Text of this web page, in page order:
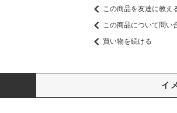
この商品を友達に教え
この商品について問い
買い物を続ける
イ